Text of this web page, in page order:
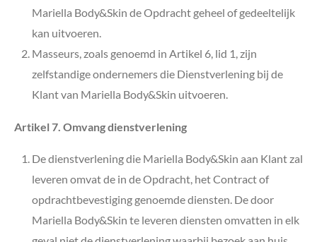
Mariella Body&Skin de Opdracht geheel of gedeeltelijk
kan uitvoeren.
Masseurs, zoals genoemd in Artikel 6, lid 1, zijn
zelfstandige ondernemers die Dienstverlening bij de
Klant van Mariella Body&Skin uitvoeren.
Artikel 7. Omvang dienstverlening
De dienstverlening die Mariella Body&Skin aan Klant zal
leveren omvat de in de Opdracht, het Contract of
opdrachtbevestiging genoemde diensten. De door
Mariella Body&Skin te leveren diensten omvatten in elk